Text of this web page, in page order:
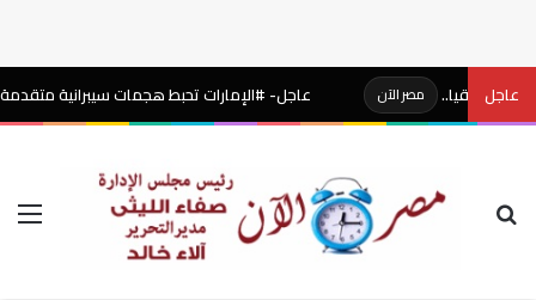
عاجلمصر الآن عاجل- #الإمارات تحبط هجمات سيبرانية متقدمة
بحث عن